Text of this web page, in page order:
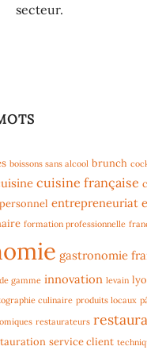
secteur.
boissons sans alcool brunch
cuisine française
entrepreneuriat
formation professionnelle
gastronomie
gamme innovation levain
culinaire produits locaux
restaurateurs
service client